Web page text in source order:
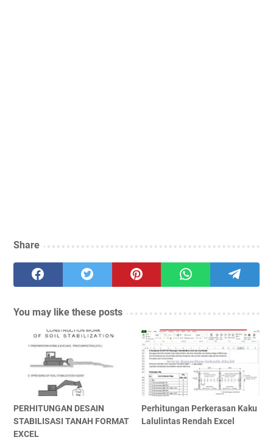
Share
You may like these posts
PERHITUNGAN DESAIN
STABILISASI TANAH FORMAT
EXCEL
Perhitungan Perkerasan Kaku
Lalulintas Rendah Excel